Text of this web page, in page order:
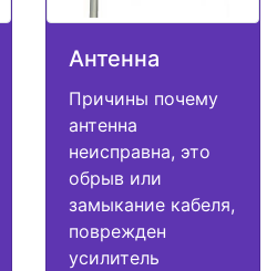
Антенна
Причины почему
антенна
неисправна, это
обрыв или
замыкание кабеля,
поврежден
усилитель